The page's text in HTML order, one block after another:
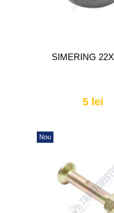
SIMERING
5 lei
Nou